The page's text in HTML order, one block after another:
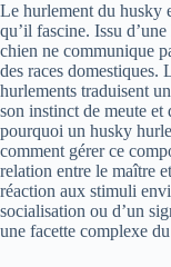
Le hurlement du husky
qu’il fascine. Issu
chien ne communique
des races domestiques.
hurlements traduisent
son instinct de meute et
pourquoi un husky
comment gérer ce
relation entre le maître
réaction aux stimuli
socialisation ou d’un
une facette complexe